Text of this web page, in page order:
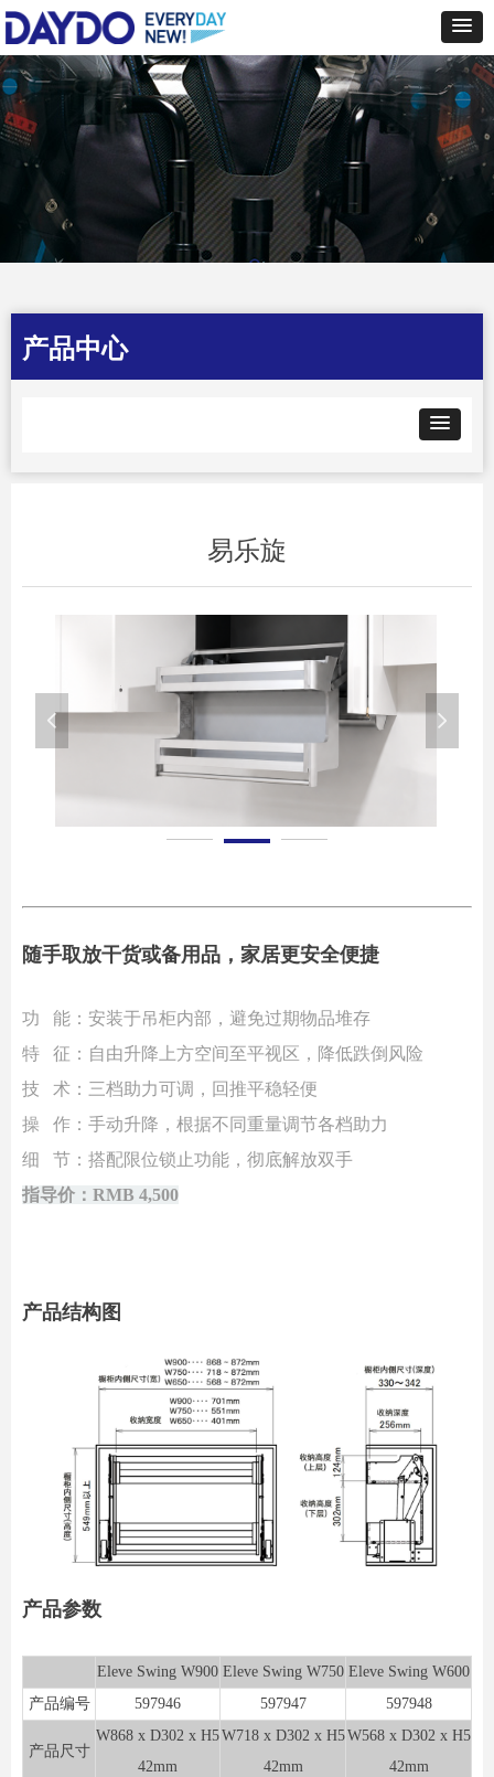
Control Render
ControlType:productSlideBind Error:未将对象引用设置到对象的实例。
随手取放干货或备用品，家居更安全便捷
功 能：安装于吊柜内部，避免过期物品堆存
特 征：自由升降上方空间至平视区，降低跌倒风险
技 术：三档助力可调，回推平稳轻便
操 作：手动升降，根据不同重量调节各档助力
细 节：搭配限位锁止功能，彻底解放双手
指导价：RMB 4,500
产品结构图
产品参数
Eleve Swing W900 Eleve Swing W750 Eleve Swing W600
产品编号
597946 597947 597948
产品尺寸
W868 x D302 x H5
42mm
W718 x D302 x H5
42mm
W568 x D302 x H5
42mm
易乐旋
넳 넲
产品中心